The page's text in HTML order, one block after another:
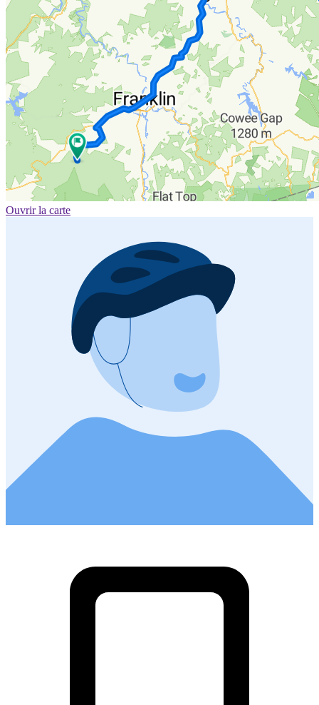
Ouvrir la carte